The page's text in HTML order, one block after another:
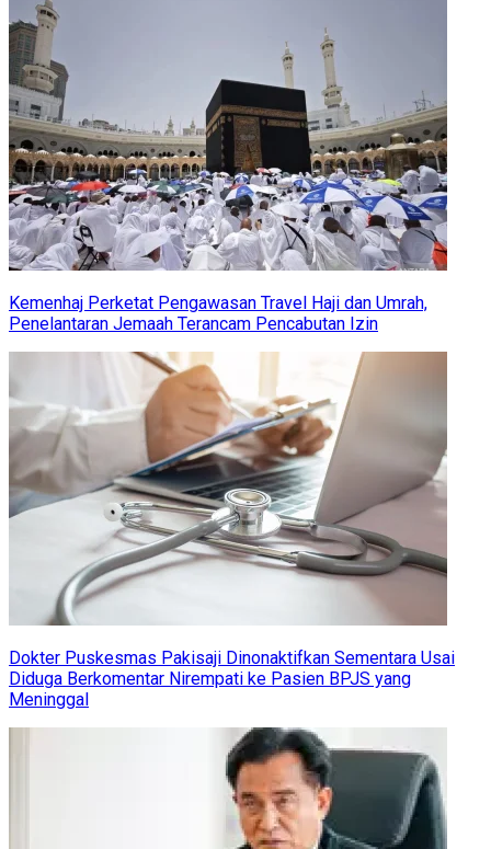
Kemenhaj Perketat Pengawasan Travel Haji dan Umrah,
Penelantaran Jemaah Terancam Pencabutan Izin
Dokter Puskesmas Pakisaji Dinonaktifkan Sementara Usai
Diduga Berkomentar Nirempati ke Pasien BPJS yang
Meninggal